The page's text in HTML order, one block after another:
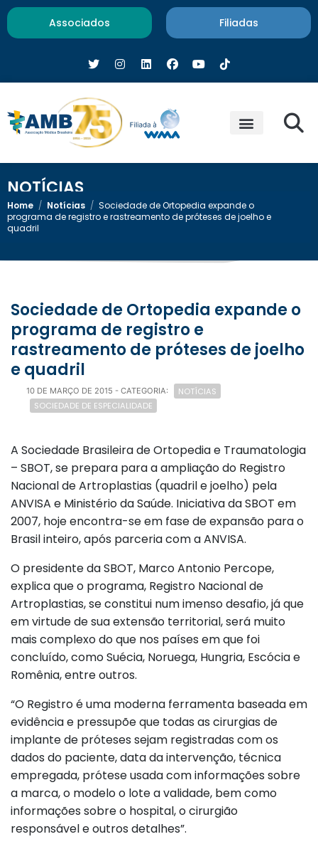
Associados Filiadas
NOTÍCIAS
Home / Notícias / Sociedade de Ortopedia expande o
programa de registro e rastreamento de próteses de joelho e
quadril
Sociedade de Ortopedia expande o
programa de registro e
rastreamento de próteses de joelho
e quadril
10 DE MARÇO DE 2015 - CATEGORIA:
NOTÍCIAS
SOCIEDADE DE ESPECIALIDADE
A Sociedade Brasileira de Ortopedia e Traumatologia
– SBOT, se prepara para a ampliação do Registro
Nacional de Artroplastias (quadril e joelho) pela
ANVISA e Ministério da Saúde. Iniciativa da SBOT em
2007, hoje encontra-se em fase de expansão para o
Brasil inteiro, após parceria com a ANVISA.
O presidente da SBOT, Marco Antonio Percope,
explica que o programa, Registro Nacional de
Artroplastias, se constitui num imenso desafio, já que
em virtude de sua extensão territorial, será muito
mais complexo do que nos países em que foi
concluído, como Suécia, Noruega, Hungria, Escócia e
Romênia, entre outros.
“O Registro é uma moderna ferramenta baseada em
evidência e pressupõe que todas as cirurgias de
implante de próteses sejam registradas com os
dados do paciente, data da intervenção, técnica
empregada, prótese usada com informações sobre
a marca, o modelo o lote a validade, bem como
informações sobre o hospital, o cirurgião
responsável e outros detalhes”.